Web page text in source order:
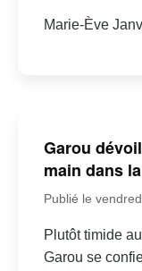
Marie-Ève
Garou
main dans
Publié le
Plutôt timide
Garou se